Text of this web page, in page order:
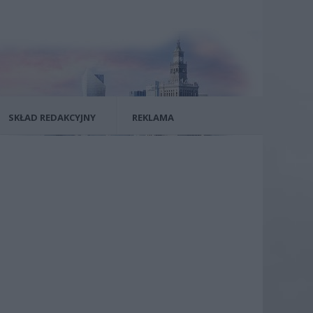
SKŁAD REDAKCYJNY REKLAMA